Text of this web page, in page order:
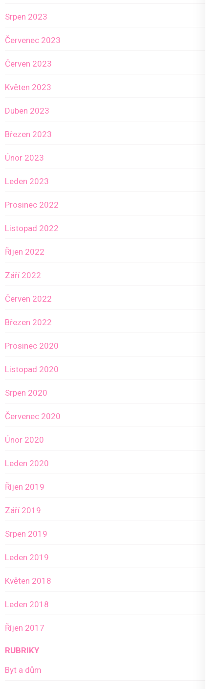
Srpen 2023
Červenec 2023
Červen 2023
Květen 2023
Duben 2023
Březen 2023
Únor 2023
Leden 2023
Prosinec 2022
Listopad 2022
Říjen 2022
Září 2022
Červen 2022
Březen 2022
Prosinec 2020
Listopad 2020
Srpen 2020
Červenec 2020
Únor 2020
Leden 2020
Říjen 2019
Září 2019
Srpen 2019
Leden 2019
Květen 2018
Leden 2018
Říjen 2017
RUBRIKY
Byt a dům